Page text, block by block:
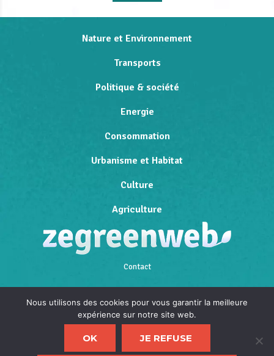
Nature et Environnement
Transports
Politique & société
Energie
Consommation
Urbanisme et Habitat
Culture
Agriculture
Contact
Mentions légales
Politique de confidentialité
Nous utilisons des cookies pour vous garantir la meilleure
expérience sur notre site web.
OK JE REFUSE